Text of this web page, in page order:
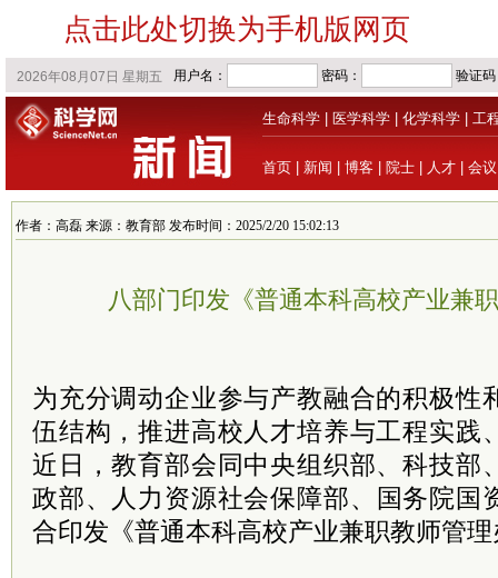
点击此处切换为手机版网页
生命科学 医学科学 化学科学 工
首页 新闻 博客 院士 人才 会议
作者：高磊 来源：教育部 发布时间：2025/2/20 15:02:13
八部门印发《普通本科高校产业兼
为充分调动企业参与产教融合的积极性
伍结构，推进高校人才培养与工程实践
近日，教育部会同中央组织部、科技部
政部、人力资源社会保障部、 国务院国
合印发《普通本科高校产业兼职教师管